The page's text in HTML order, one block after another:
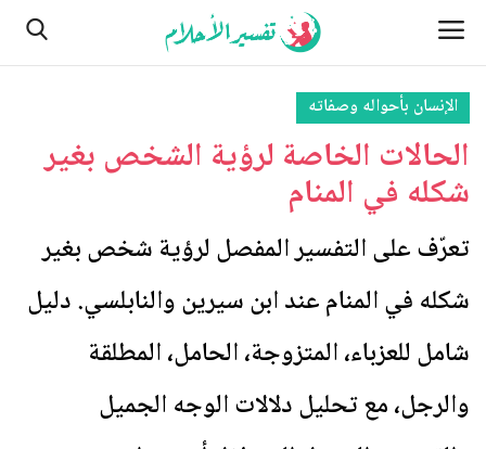
الصفحة الرئيسية
من نحن
النباتات
مسائل تتعلق بالرؤية والأحلام
اتصل بنا
الأماكن
الإنسان بأحواله وصفاته
الحالات الخاصة لرؤية الشخص بغير
شكله في المنام
تعرّف على التفسير المفصل لرؤية شخص بغير
شكله في المنام عند ابن سيرين والنابلسي. دليل
شامل للعزباء، المتزوجة، الحامل، المطلقة
والرجل، مع تحليل دلالات الوجه الجميل